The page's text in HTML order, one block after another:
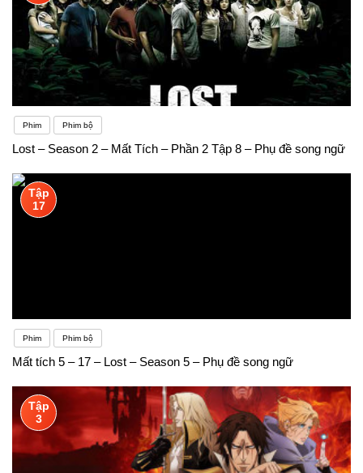
Phim Phim bộ
Lost – Season 2 – Mất Tích – Phần 2 Tập 8 – Phụ đề song ngữ
Tập
17
Phim Phim bộ
Mất tích 5 – 17 – Lost – Season 5 – Phụ đề song ngữ
Tập
3